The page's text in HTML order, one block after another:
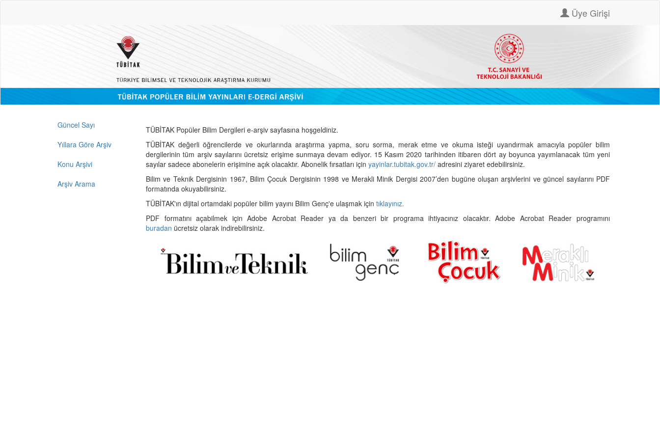
Üye Girişi
Güncel Sayı
Yıllara Göre Arşiv
Konu Arşivi
Arşiv Arama
TÜBİTAK Popüler Bilim Dergileri e-arşiv sayfasına hoşgeldiniz.
TÜBİTAK değerli öğrencilerde ve okurlarında araştırma yapma, soru sorma, merak etme ve okuma isteği uyandırmak amacıyla popüler bilim
dergilerinin tüm arşiv sayılarını ücretsiz erişime sunmaya devam ediyor. 15 Kasım 2020 tarihinden itibaren dört ay boyunca yayımlanacak tüm yeni
sayılar sadece abonelerin erişimine açık olacaktır. Abonelik fırsatları için yayinlar.tubitak.gov.tr/ adresini ziyaret edebilirsiniz.
Bilim ve Teknik Dergisinin 1967, Bilim Çocuk Dergisinin 1998 ve Merakli Minik Dergisi 2007’den bugüne oluşan arşivlerini ve güncel sayılarını PDF
formatında okuyabilirsiniz.
TÜBİTAK'ın dijital ortamdaki popüler bilim yayını Bilim Genç'e ulaşmak için tıklayınız.
PDF formatını açabilmek için Adobe Acrobat Reader ya da benzeri bir programa ihtiyacınız olacaktır. Adobe Acrobat Reader programını
buradan ücretsiz olarak indirebilirsiniz.